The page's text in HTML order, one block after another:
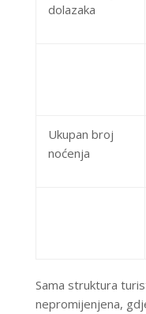
dolazaka
Ukupan broj
noćenja
Sama struktura
nepromijenjena,